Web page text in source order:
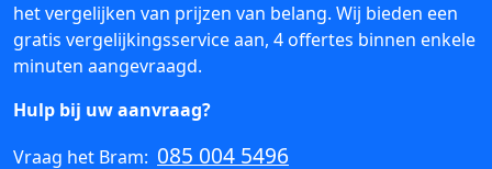
het vergelijken van prijzen van belang. Wij bieden een
gratis vergelijkingsservice aan, 4 offertes binnen enkele
minuten aangevraagd.
Hulp bij uw aanvraag?
Vraag het Bram: 085 004 5496